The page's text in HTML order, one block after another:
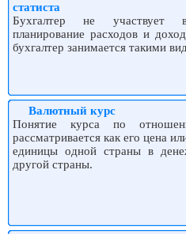
статиста
Бухгалтер не участвует
планирование расходов и
бухгалтер занимается такими
Валютный курс
Понятие курса по
рассматривается как его цена
единицы одной страны в
другой страны.